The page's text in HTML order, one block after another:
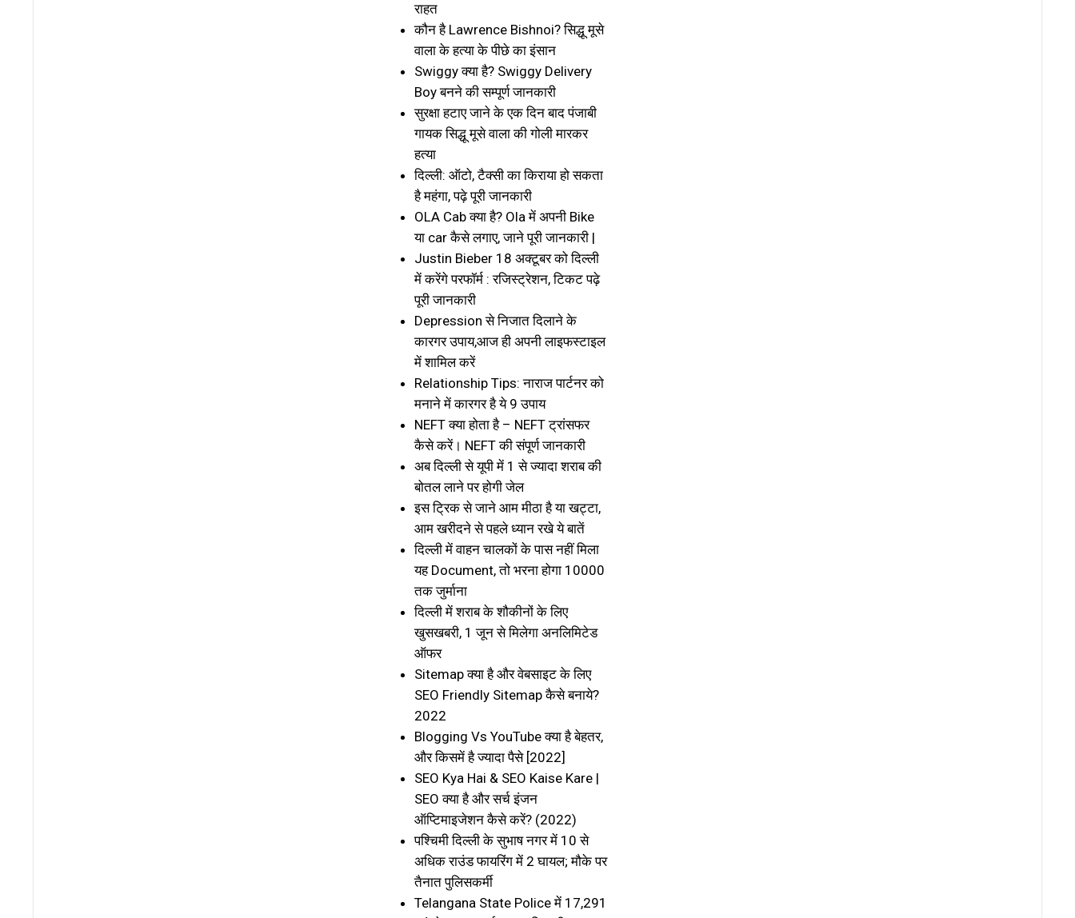
राहत
कौन है Lawrence Bishnoi? सिद्धू मूसे
वाला के हत्या के पीछे का इंसान
Swiggy क्या है? Swiggy Delivery
Boy बनने की सम्पूर्ण जानकारी
सुरक्षा हटाए जाने के एक दिन बाद पंजाबी
गायक सिद्धू मूसे वाला की गोली मारकर
हत्या
दिल्ली: ऑटो, टैक्सी का किराया हो सकता
है महंगा, पढ़े पूरी जानकारी
OLA Cab क्या है? Ola में अपनी Bike
या car कैसे लगाए, जाने पूरी जानकारी |
Justin Bieber 18 अक्टूबर को दिल्ली
में करेंगे परफॉर्म : रजिस्ट्रेशन, टिकट पढ़े
पूरी जानकारी
Depression से निजात दिलाने के
कारगर उपाय,आज ही अपनी लाइफस्टाइल
में शामिल करें
Relationship Tips: नाराज पार्टनर को
मनाने में कारगर है ये 9 उपाय
NEFT क्या होता है – NEFT ट्रांसफर
कैसे करें। NEFT की संपूर्ण जानकारी
अब दिल्ली से यूपी में 1 से ज्यादा शराब की
बोतल लाने पर होगी जेल
इस ट्रिक से जाने आम मीठा है या खट्टा,
आम खरीदने से पहले ध्यान रखे ये बातें
दिल्ली में वाहन चालकों के पास नहीं मिला
यह Document, तो भरना होगा 10000
तक जुर्माना
दिल्ली में शराब के शौकीनों के लिए
खुसखबरी, 1 जून से मिलेगा अनलिमिटेड
ऑफर
Sitemap क्या है और वेबसाइट के लिए
SEO Friendly Sitemap कैसे बनाये?
2022
Blogging Vs YouTube क्या है बेहतर,
और किसमें है ज्यादा पैसे [2022]
SEO Kya Hai & SEO Kaise Kare |
SEO क्या है और सर्च इंजन
ऑप्टिमाइजेशन कैसे करें? (2022)
पश्चिमी दिल्ली के सुभाष नगर में 10 से
अधिक राउंड फायरिंग में 2 घायल; मौके पर
तैनात पुलिसकर्मी
Telangana State Police में 17,291